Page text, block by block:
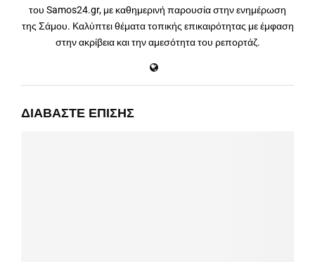
του Samos24.gr, με καθημερινή παρουσία στην ενημέρωση
της Σάμου. Καλύπτει θέματα τοπικής επικαιρότητας με έμφαση
στην ακρίβεια και την αμεσότητα του ρεπορτάζ.
ΔΙΑΒΆΣΤΕ ΕΠΊΣΗΣ